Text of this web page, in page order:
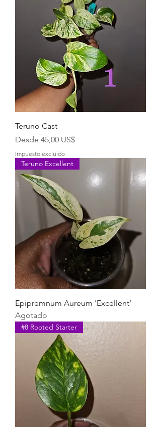
Teruno Cast
Desde 45,00 US$
Precio de oferta
Impuesto excluido
Teruno Excellent
Epipremnum Aureum 'Excellent'
Agotado
#8 Rooted Starter